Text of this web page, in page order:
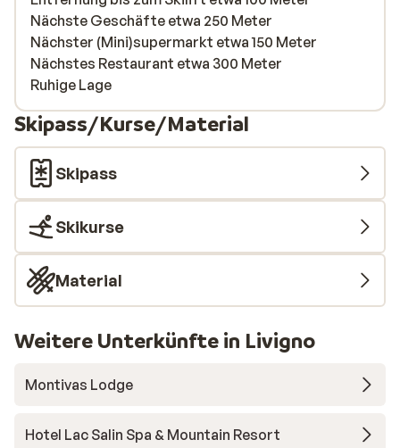
Nächste Geschäfte etwa 250 Meter
Nächster (Mini)supermarkt etwa 150 Meter
Nächstes Restaurant etwa 300 Meter
Ruhige Lage
Skipass/Kurse/Material
Skipass
Skikurse
Material
Weitere Unterkünfte in Livigno
Montivas Lodge
Hotel Lac Salin Spa & Mountain Resort